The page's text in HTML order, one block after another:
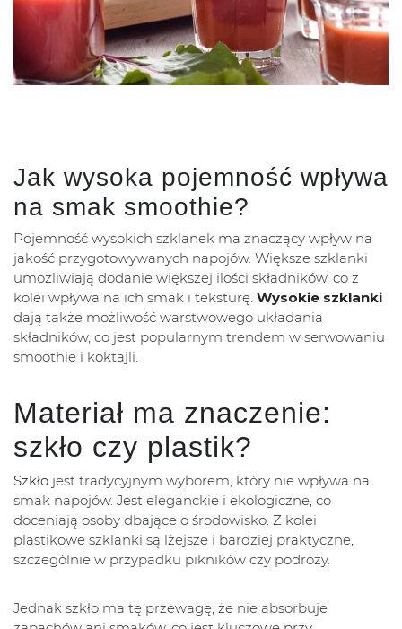
Jak wysoka pojemność wpływa
na smak smoothie?
Pojemność wysokich szklanek ma znaczący wpływ na
jakość przygotowywanych napojów. Większe szklanki
umożliwiają dodanie większej ilości składników, co z
kolei wpływa na ich smak i teksturę. Wysokie szklanki
dają także możliwość warstwowego układania
składników, co jest popularnym trendem w serwowaniu
smoothie i koktajli.
Materiał ma znaczenie:
szkło czy plastik?
Szkło jest tradycyjnym wyborem, który nie wpływa na
smak napojów. Jest eleganckie i ekologiczne, co
doceniają osoby dbające o środowisko. Z kolei
plastikowe szklanki są lżejsze i bardziej praktyczne,
szczególnie w przypadku pikników czy podróży.
Jednak szkło ma tę przewagę, że nie absorbuje